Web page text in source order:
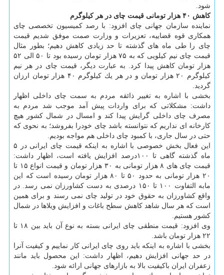
شود.
كاهش ۴۰ هزار تومانی قیمت چای در هر كیلوگرم
نماینده سازمان جهانی چای افزود: با رصد كمیسیون تخصصی چای
همكاری قوه قضاییه، تعزیرات و وزارت صمت موفق شدیم قیمت
چای را طی ماه های گذشته تا حد زیادی كاهش دهیم؛ بطور مثال
قیمت چای نیم كیلویی كه به ۷۵ هزار تومان رسیده بود تا ۵۰ الی ۵۲
هزار تومان كاهش پیدا كرد. به عبارت دیگر، قیمت چای در هر نیم
كیلوگرم ۲۰ هزار تومان و در هر یك كیلوگرم ۴۰ هزار تومان ارزان
گردید.
بخشی با اشاره به تغییر ذائقه مردم به سمت چای داخلی اظهار
داشت: مشكلاتی كه برای واردات پیش آمد موجب شد مردم به
مصرف چای داخلی گرایش پیدا كند و امسال در شمال كشور هیچ
كارخانه ای نداریم كه نتوانسته باشد چای خودرا بفروشد؛ به نحوی كه
حتی در سال جاری، با كمبود چای داخلی هم مواجه بودیم.
این فعال بخش خصوصی با اشاره به اینكه قیمت چای ایرانی در ۵
ماه گذشته گاهی تا ۱۰۰درصد افزایش یافته است، اظهار داشت:
قیمت چای های ۸ هزار تومانی به ۳۰ هزار تومان و قیمت انواع ۱۵ تا
۲۰ هزار تومانی به حدود ۵۰ تا ۸۰ هزار تومان رسیده است كه این
مابه التفاوت ۱۰۰ تا ۱۵۰ درصدی به دست كشاورزان نمی رسد. در
واقع كشاورزان به حقوق خود در تولید چای نمی رسند و برای همین
است كه هر سال شاهد كاهش سطح باغات و افزایش ویلاها در شمال
كشور هستیم.
وی افزود: قیمت منطقی چای ایرانی بسته به نوع آن باید بین ۱۸ تا
۲۲ هزار تومان باشد.
بخشی با اشاره به اینكه باید روی چای ایرانی كار نماییم و كیفیت آنرا
در حد جهانی افزایش دهیم، اظهار داشت: این محصول باید مانند
زعفران ایران باكیفیت بالا به بازارهای جهانی ارائه شود.